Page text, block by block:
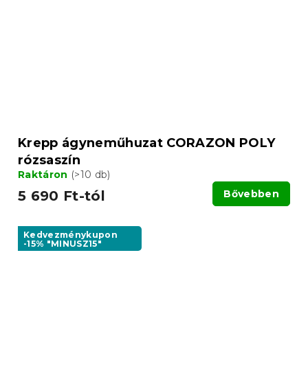
Krepp ágyneműhuzat CORAZON POLY
rózsaszín
Raktáron (>10 db)
5 690 Ft-tól Bővebben
Kedvezménykupon
-15% "MINUSZ15"